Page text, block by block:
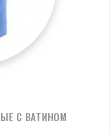
С ВАТИНОМ